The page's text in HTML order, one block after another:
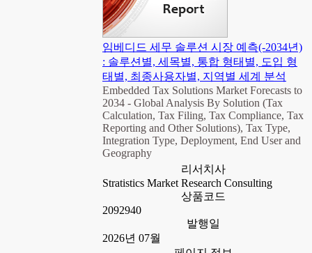
임베디드 세무 솔루션 시장 예측(-2034년)
: 솔루션별, 세목별, 통합 형태별, 도입 형
태별, 최종사용자별, 지역별 세계 분석
Embedded Tax Solutions Market Forecasts to
2034 - Global Analysis By Solution (Tax
Calculation, Tax Filing, Tax Compliance, Tax
Reporting and Other Solutions), Tax Type,
Integration Type, Deployment, End User and
Geography
리서치사
Stratistics Market Research Consulting
상품코드
2092940
발행일
2026년 07월